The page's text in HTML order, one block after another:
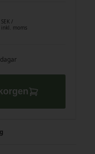
SEK /
inkl. moms